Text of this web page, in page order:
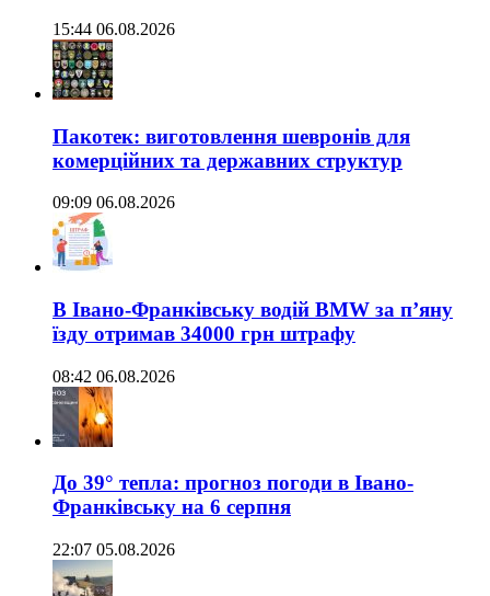
15:44 06.08.2026
Пакотек: виготовлення шевронів для
комерційних та державних структур
09:09 06.08.2026
В Івано-Франківську водій BMW за п’яну
їзду отримав 34000 грн штрафу
08:42 06.08.2026
До 39° тепла: прогноз погоди в Івано-
Франківську на 6 серпня
22:07 05.08.2026